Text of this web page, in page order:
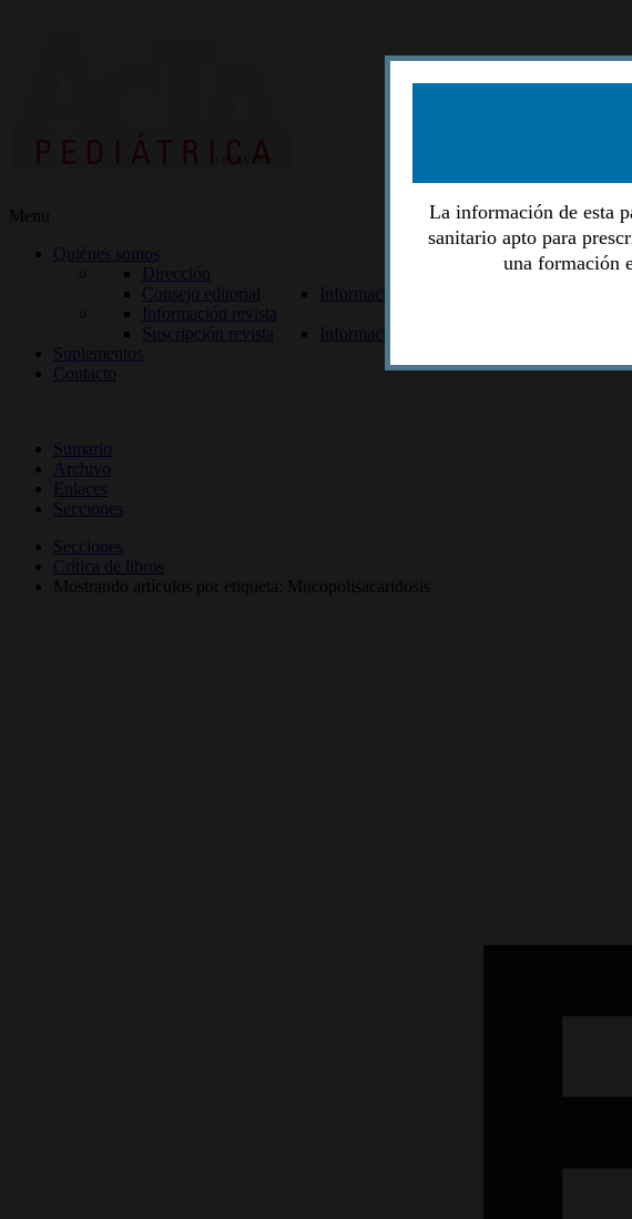
Menu
Quiénes somos
Dirección
Consejo editorial
Información lectores
Información revista
Suscripción revista
Información autores
Suplementos
Contacto
Sumario
Archivo
Enlaces
Secciones
Secciones
Crítica de libros
Mostrando artículos por etiqueta: Mucopolisacaridosis
La información de esta
sanitario apto para
una formación